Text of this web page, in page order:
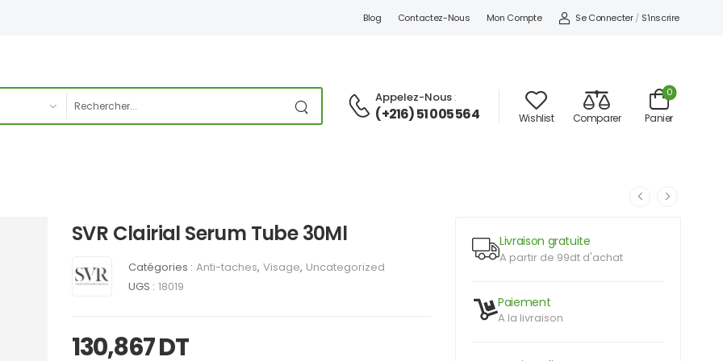
Blog Contactez-Nous Mon Compte Se Connecter / S'inscrire
Appelez-Nous :
(+216) 51 005 564 Wishlist Comparer Panier
0
Livraison gratuite
A partir de 99dt d'achat
Paiement
A la livraison
SVR Clairial Serum Tube 30Ml
Catégories : Anti-taches, Visage, Uncategorized
UGS : 18019
130,867DT